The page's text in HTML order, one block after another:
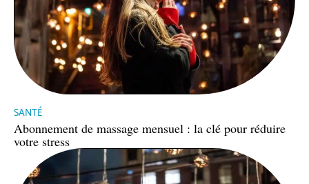
SANTÉ
Abonnement de massage mensuel : la clé pour réduire
votre stress